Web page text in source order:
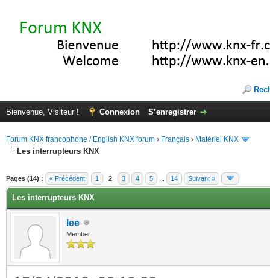
Bienvenue, Visiteur ! Connexion S’enregistrer
Forum KNX francophone / English KNX forum › Français › Matériel KNX
Les interrupteurs KNX
Pages (14) : « Précédent 1 2 3 4 5 14 Suivant »
Les interrupteurs KNX
lee
Member